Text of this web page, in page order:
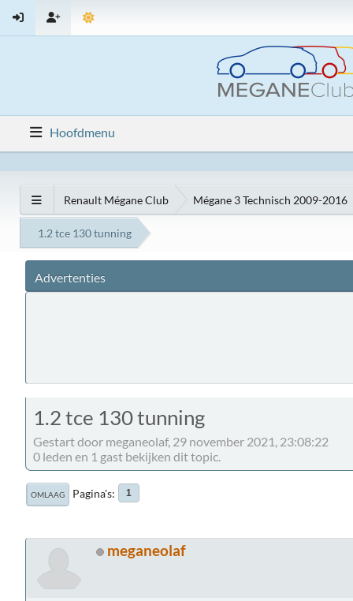
Hoofdmenu
Renault Mégane Club Mégane 3 Technisch 2009-2016
1.2 tce 130 tunning
Advertenties
1.2 tce 130 tunning
Gestart door meganeolaf, 29 november 2021, 23:08:22
0 leden en 1 gast bekijken dit topic.
OMLAAG Pagina's 1
meganeolaf